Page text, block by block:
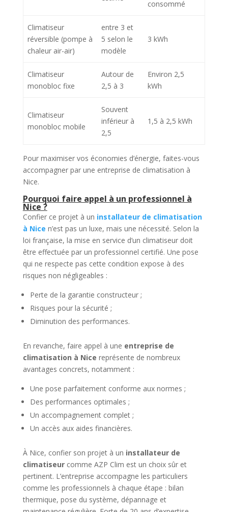
consommé
Climatiseur
réversible (pompe à
chaleur air-air)
entre 3 et
5 selon le
modèle
3 kWh
Climatiseur
monobloc fixe
Autour de
2,5 à 3
Environ 2,5
kWh
Climatiseur
monobloc mobile
Souvent
inférieur à
2,5
1,5 à 2,5 kWh
Pour maximiser vos économies d’énergie, faites-vous
accompagner par une entreprise de climatisation à
Nice.
Pourquoi faire appel à un professionnel à
Nice ?
Confier ce projet à un installateur de climatisation
à Nice n’est pas un luxe, mais une nécessité. Selon la
loi française, la mise en service d’un climatiseur doit
être effectuée par un professionnel certifié. Une pose
qui ne respecte pas cette condition expose à des
risques non négligeables :
Perte de la garantie constructeur ;
Risques pour la sécurité ;
Diminution des performances.
En revanche, faire appel à une entreprise de
climatisation à Nice représente de nombreux
avantages concrets, notamment :
Une pose parfaitement conforme aux normes ;
Des performances optimales ;
Un accompagnement complet ;
Un accès aux aides financières.
À Nice, confier son projet à un installateur de
climatiseurcomme AZP Clim est un choix sûr et
pertinent. L’entreprise accompagne les particuliers
comme les professionnels à chaque étape : bilan
thermique, pose du système, dépannage et